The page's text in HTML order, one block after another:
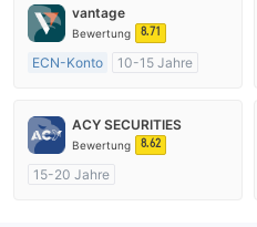
vantage
Bewertung 8.71
ECN-Konto
10-15 Jahre
Market Making (MM)
MT4-Volllizenz
ACY SECURITIES
Bewertung 8.62
15-20 Jahre